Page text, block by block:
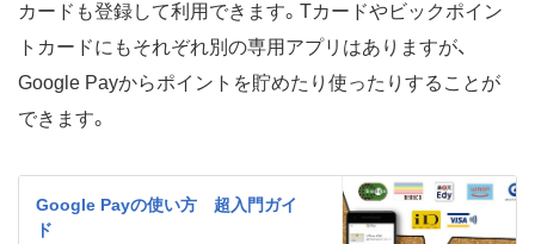
カードも登録して利用できます。Tカードやビックポイン
トカードにもそれぞれ別の専用アプリはありますが、
Google Payからポイントを貯めたり使ったりすることが
できます。
Google Payの使い方 超入門ガイ
ド